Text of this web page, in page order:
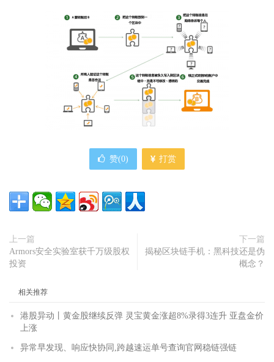
赞(0) 打赏
上一篇
Armors安全实验室获千万级股权
投资
下一篇
揭秘区块链手机：黑科技还是伪
概念？
相关推荐
港股异动丨黄金股继续反弹 灵宝黄金涨超8%录得3连升 亚盘金价
上涨
异常早发现、响应快协同,跨越速运单号查询官网稳链强链